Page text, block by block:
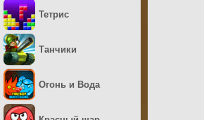
Тетрис
Танчики
Огонь и Вода